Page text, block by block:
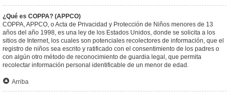
¿Qué es COPPA? (APPCO)
COPPA, APPCO, o Acta de Privacidad y Protección de Niños menores de 13
años del año 1998, es una ley de los Estados Unidos, donde se solicita a los
sitios de Internet, los cuales son potenciales recolectores de información, que el
registro de niños sea escrito y ratificado con el consentimiento de los padres o
con algún otro método de reconocimiento de guardia legal, que permita
recolectar información personal identificable de un menor de edad.
Arriba